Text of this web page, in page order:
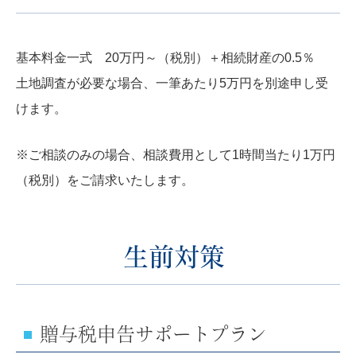
基本料金一式 20万円～（税別）＋相続財産の0.5％
土地調査が必要な場合、一筆あたり5万円を別途申し受
けます。
※ご相談のみの場合、相談費用として1時間当たり1万円
（税別）をご請求いたします。
生前対策
贈与税申告サポートプラン